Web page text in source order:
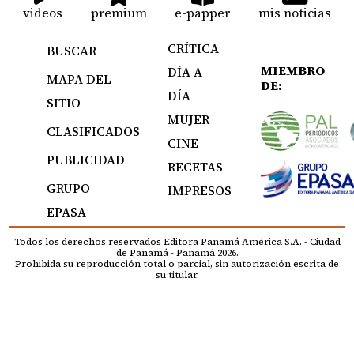
videos premium e-papper mis noticias
BUSCAR
MAPA DEL
SITIO
CLASIFICADOS
PUBLICIDAD
GRUPO
EPASA
CRÍTICA
DÍA A
DÍA
MUJER
CINE
RECETAS
IMPRESOS
MIEMBRO
DE:
Todos los derechos reservados Editora Panamá América S.A. - Ciudad
de Panamá - Panamá 2026.
Prohibida su reproducción total o parcial, sin autorización escrita de
su titular.